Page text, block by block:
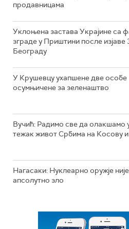
продавницама
Уклоњена застава Украјине са
зграде у Приштини после изјаве
Београду
У Крушевцу ухапшене две особе
осумњичене за зеленаштво
Вучић: Радимо све да олакшамо
тежак живот Србима на Косову и
Нагасаки: Нуклеарно оружје
апсолутно зло